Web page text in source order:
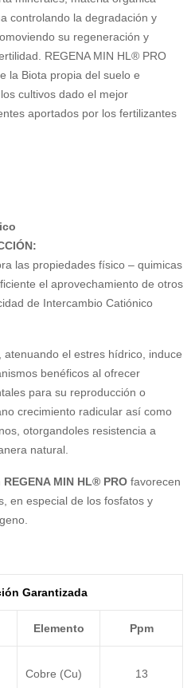
controlando la degradación y
su regeneración y
REGENA MIN HL® PRO
la Biota propia del suelo e
cultivos dado el mejor
aportados por los fertilizantes
las propiedades físico – quimicas
el aprovechamiento de otros
de Intercambio Catiónico
el estres hídrico, induce
benéficos al ofrecer
para su reproducción o
crecimiento radicular así como
otorgandoles resistencia a
natural.
REGENA MIN HL® PRO favorecen
en especial de los fosfatos y
Garantizada
Elemento Ppm
Cobre (Cu) 13